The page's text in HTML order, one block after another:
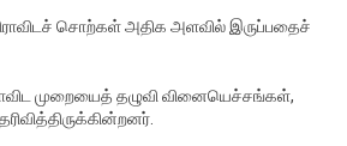
சொற்கள் அதிக அளவில் இருப்பதைச்
முறையைத் தழுவி வினையெச்சங்கள்,